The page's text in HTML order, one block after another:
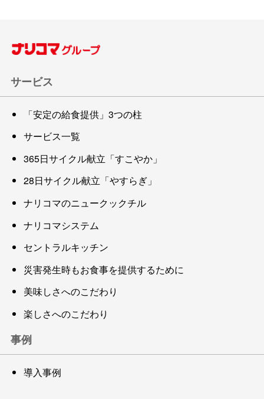
サービス
「安定の給食提供」3つの柱
サービス一覧
365日サイクル献立「すこやか」
28日サイクル献立「やすらぎ」
ナリコマのニュークックチル
ナリコマシステム
セントラルキッチン
災害発生時もお食事を提供するために
美味しさへのこだわり
楽しさへのこだわり
事例
導入事例